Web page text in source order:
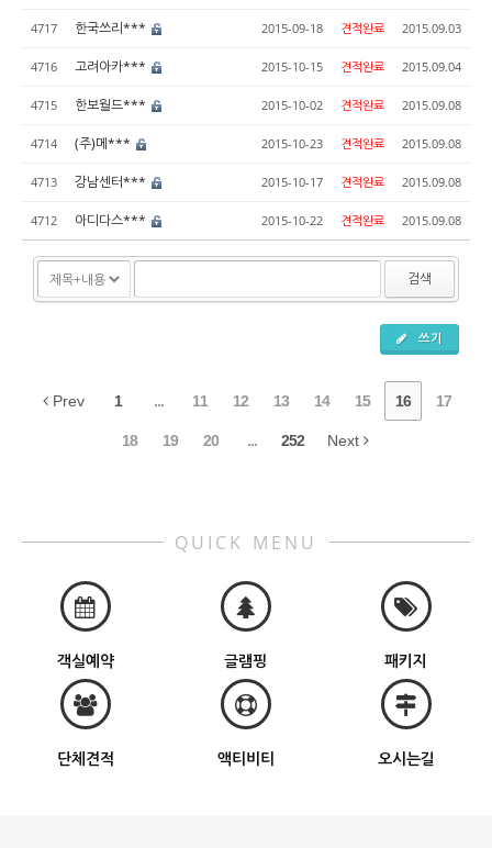
4717 한국쓰리*** 2015-09-18 견적완료 2015.09.03
4716 고려아카*** 2015-10-15 견적완료 2015.09.04
4715 한보월드*** 2015-10-02 견적완료 2015.09.08
4714 (주)메*** 2015-10-23 견적완료 2015.09.08
4713 강남센터*** 2015-10-17 견적완료 2015.09.08
4712 아디다스*** 2015-10-22 견적완료 2015.09.08
검색
쓰기
Prev 1 ... 11 12 13 14 15 16 17
18 19 20 ... 252 Next
QUICK MENU
객실예약 글램핑 패키지
단체견적 액티비티 오시는길